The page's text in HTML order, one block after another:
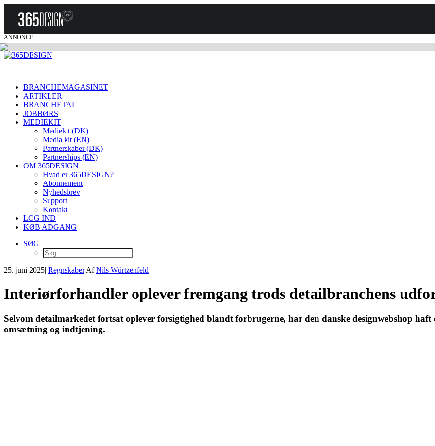
ANNONCE
BRANCHEMAGASINET
ARTIKLER
BRANCHETAL
JOBBØRS
MEDIEKIT
Mediekit (DK)
Media kit (EN)
Partnerskaber (DK)
Partnerships (EN)
OM 365DESIGN
Hvad er 365DESIGN?
Abonnement
Nyhedsbrev
Support
Kontakt
LOG IND
KØB ADGANG
SØG
25. juni 2025| Regnskaber|AfNils Würtzenfeld
Interiørforhandler oplever fremgang trods detailbranchens
Selvom detailmarkedet fortsat oplever forsigtighed blandt forbrugerne, har den danske designwebshop
omsætning og indtjening.